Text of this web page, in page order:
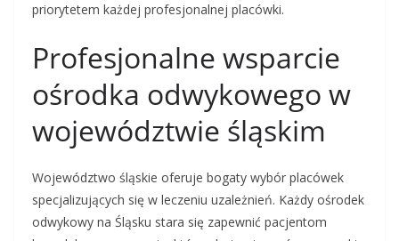
priorytetem każdej profesjonalnej placówki.
Profesjonalne wsparcie
ośrodka odwykowego w
województwie śląskim
Województwo śląskie oferuje bogaty wybór placówek
specjalizujących się w leczeniu uzależnień. Każdy ośrodek
odwykowy na Śląsku stara się zapewnić pacjentom